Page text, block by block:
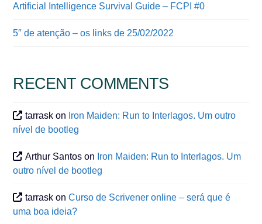
Artificial Intelligence Survival Guide – FCPI #0
5″ de atenção – os links de 25/02/2022
RECENT COMMENTS
tarrask on Iron Maiden: Run to Interlagos. Um outro
nível de bootleg
Arthur Santos on Iron Maiden: Run to Interlagos. Um
outro nível de bootleg
tarrask onCurso de Scrivener online – será que é
uma boa ideia?